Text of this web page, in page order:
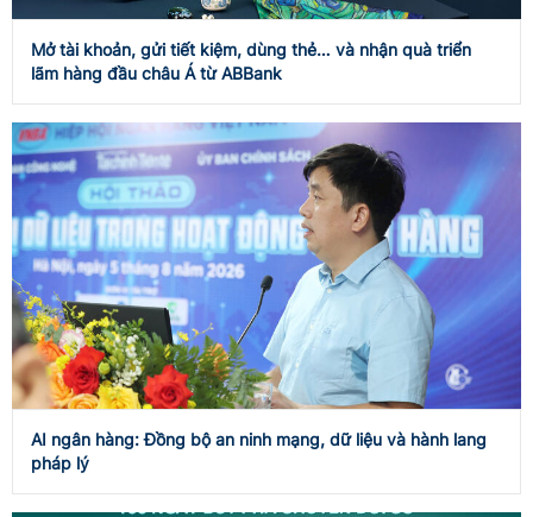
Mở tài khoản, gửi tiết kiệm, dùng thẻ… và nhận quà triển
lãm hàng đầu châu Á từ ABBank
AI ngân hàng: Đồng bộ an ninh mạng, dữ liệu và hành lang
pháp lý